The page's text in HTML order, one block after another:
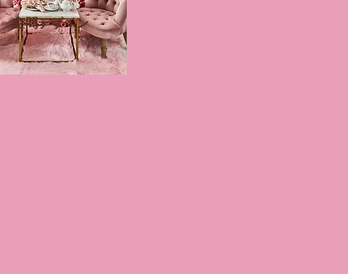
​空間デザイン